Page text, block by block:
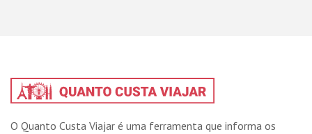
O Quanto Custa Viajar é uma ferramenta que informa os